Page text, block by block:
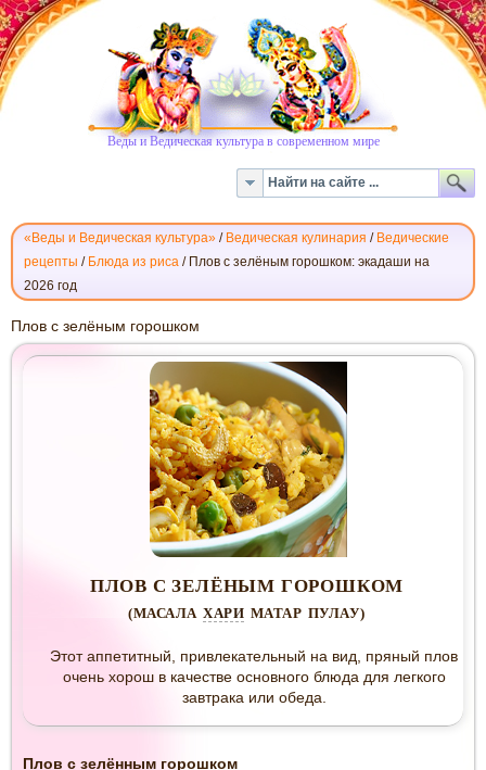
Веды и Ведическая культура в современном мире
«Веды и Ведическая культура» / Ведическая кулинария / Ведические
рецепты / Блюда из риса / Плов с зелёным горошком: экадаши на
2026 год
ПЛОВ
С
ЗЕЛЁНЫМ
Плов с зелёным горошком
ПЛОВ С ЗЕЛЁНЫМ ГОРОШКОМ
(МАСАЛАХАРИ МАТАР ПУЛАУ)
Этот аппетитный, привлекательный на вид, пряный плов
очень хорош в качестве основного блюда для легкого
завтрака или обеда.
Плов с зелённым горошком